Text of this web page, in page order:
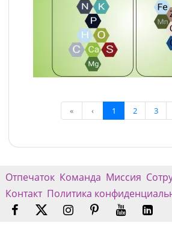
« ‹ 1 2 3
Отпечаток Команда Миссия
Контакт Политика